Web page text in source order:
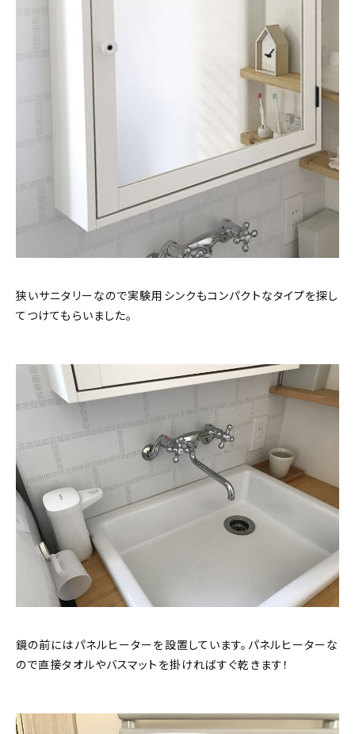
狭いサニタリーなので実験用シンクもコンパクトなタイプを探し
てつけてもらいました。
鏡の前にはパネルヒーターを設置しています。パネルヒーターな
ので直接タオルやバスマットを掛ければすぐ乾きます！